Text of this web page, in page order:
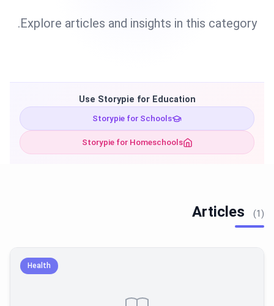
Explore articles and insights in this category.
Use Storypie for Education
Storypie for Schools
Storypie for Homeschools
Articles (1)
Health